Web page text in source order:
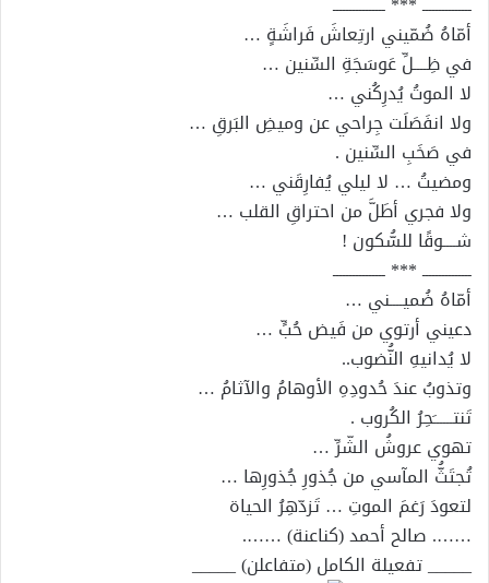
أمّاهُ ضُمّيني ارتِعاشَ فَراشَةٍ …
في ظِــــلِّ عَوسَجَةِ السِّنين …
لا الموتُ يُدرِكُني …
ولا انفَصَلَت جِراحي عن وميضِ البَرقِ …
في صَخَبِ السِّنين .
ومضيتُ … لا ليلي يُفارِقَني …
ولا فجري أطَلَّ من احتراقِ القلب …
شــــوقًا للسُّكون !
ـــــــــــــــ *** ــــــــــــــــ
أمّاهُ ضُميــــني …
دعيني أرتوي من فَيض حُبٍّ …
لا يُدانيهِ النُّضوب..
وتذوبُ عندَ حُدودِهِ الأوهامُ والآثامُ …
تَنتــــــَحِرُ الكُروب .
تهوي عروشُ الشّرِّ …
تُجتَثُّ المآسي من جُذورِ جُذورِها …
لتعودَ رَغمَ الموتِ … تَزدّهِرُ الحياة
……. صالح أحمد (كناعنة) …….
_____ تفعيلة الكامل (متفاعلن) _____